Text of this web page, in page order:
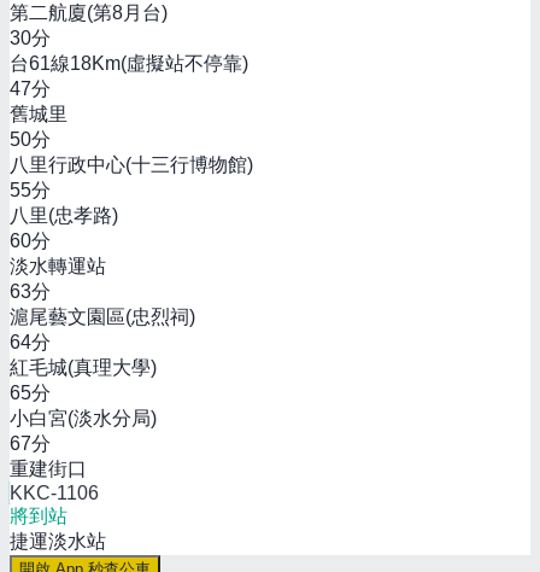
第二航廈(第8月台)
30分
台61線18Km(虛擬站不停靠)
47分
舊城里
50分
八里行政中心(十三行博物館)
55分
八里(忠孝路)
60分
淡水轉運站
63分
滬尾藝文園區(忠烈祠)
64分
紅毛城(真理大學)
65分
小白宮(淡水分局)
67分
重建街口
KKC-1106
將到站
捷運淡水站